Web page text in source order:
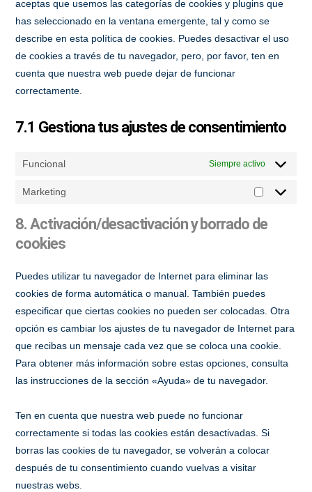
aceptas que usemos las categorías de cookies y plugins que
has seleccionado en la ventana emergente, tal y como se
describe en esta política de cookies. Puedes desactivar el uso
de cookies a través de tu navegador, pero, por favor, ten en
cuenta que nuestra web puede dejar de funcionar
correctamente.
7.1 Gestiona tus ajustes de consentimiento
Funcional Siempre activo
Marketing
Marketing
8. Activación/desactivación y borrado de
cookies
Puedes utilizar tu navegador de Internet para eliminar las
cookies de forma automática o manual. También puedes
especificar que ciertas cookies no pueden ser colocadas. Otra
opción es cambiar los ajustes de tu navegador de Internet para
que recibas un mensaje cada vez que se coloca una cookie.
Para obtener más información sobre estas opciones, consulta
las instrucciones de la sección «Ayuda» de tu navegador.
Ten en cuenta que nuestra web puede no funcionar
correctamente si todas las cookies están desactivadas. Si
borras las cookies de tu navegador, se volverán a colocar
después de tu consentimiento cuando vuelvas a visitar
nuestras webs.